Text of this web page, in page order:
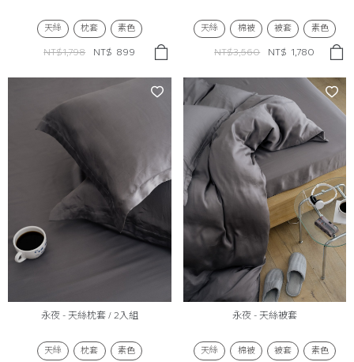
天絲 枕套 素色
NT$1,798 NT$ 899
天絲 棉被 被套 素色
NT$3,560 NT$ 1,780
永夜 - 天絲枕套 / 2入組
天絲 枕套 素色
永夜 - 天絲被套
天絲 棉被 被套 素色